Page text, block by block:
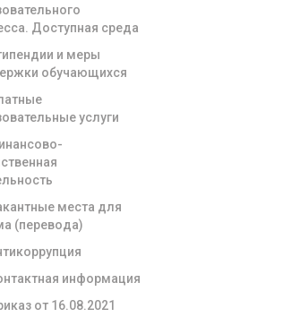
Доступная среда
и меры
обучающихся
услуги
места для
(перевода)
информация
от 16.08.2021